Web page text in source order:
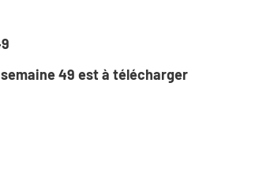
49 est à télécharger